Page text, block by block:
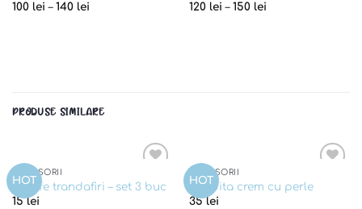
100 lei – 140 lei
120 lei – 150 lei
PRODUSE SIMILARE
HOT
wishlist
ACCESORII
Agrafe trandafiri – set 3 buc
15lei
HOT
wishlist
ACCESORII
Fundita crem cu perle
35lei